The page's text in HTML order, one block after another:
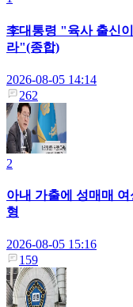
李대통령 "육사 출신
라"(종합)
2026-08-05 14:14
262
2
아내 가출에 성매매
형
2026-08-05 15:16
159